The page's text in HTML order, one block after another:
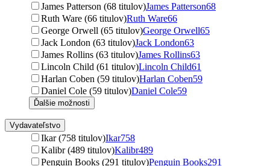
James Patterson (68 titulov)James Patterson68
Ruth Ware (66 titulov)Ruth Ware66
George Orwell (65 titulov)George Orwell65
Jack London (63 titulov)Jack London63
James Rollins (63 titulov)James Rollins63
Lincoln Child (61 titulov)Lincoln Child61
Harlan Coben (59 titulov)Harlan Coben59
Daniel Cole (59 titulov)Daniel Cole59
Ďalšie možnosti
Vydavateľstvo
Ikar (758 titulov)Ikar758
Kalibr (489 titulov)Kalibr489
Penguin Books (291 titulov)Penguin Books291